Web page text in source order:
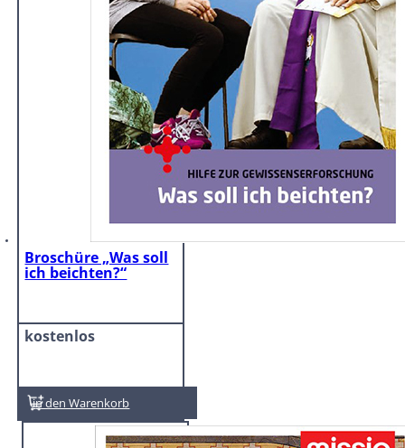
Broschüre „Was soll
ich beichten?“
kostenlos
In den Warenkorb